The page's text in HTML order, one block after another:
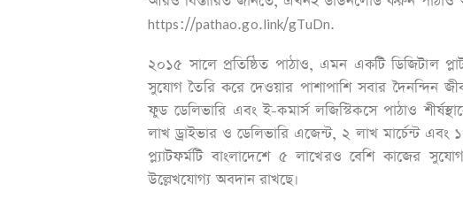
https://pathao.go.link/gTuDn.
২০১৫ সালে প্রতিষ্ঠিত পাঠাও, এমন একটি ডিজিটাল
সুযোগ তৈরি করে দেওয়ার পাশাপাশি সবার দৈনন্দিন
ফুড ডেলিভারি এবং ই-কমার্স লজিস্টিকসে পাঠাও
লাখ ড্রাইভার ও ডেলিভারি এজেন্ট, ২ লাখ মার্চেন্ট এবং
প্ল্যাটফর্মটি বাংলাদেশে ৫ লাখেরও বেশি কাজের
উল্লেখযোগ্য অবদান রাখছে।